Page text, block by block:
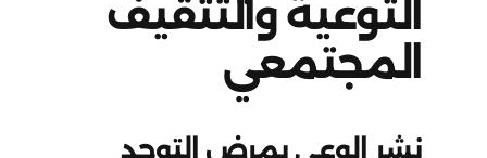
التوعية والتثقيف
المجتمعي
نشر الوعي بمرض التوحد